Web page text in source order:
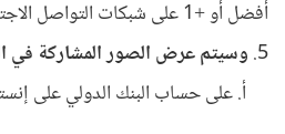
أفضل أو +1 على شبكات التواصل الاجتماعي الأخرى).
5. وسيتم عرض الصور المشاركة في
أ‌. على حساب البنك الدولي على